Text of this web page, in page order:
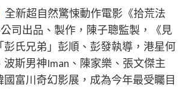
全新超自然驚悚動作電影《拾荒法
司出品、製作，陳子聰監製，《見
彭氏兄弟」彭順、彭發執導，港星何
斯男神Iman、陳家樂、張文傑主
富川奇幻影展，成為今年最受矚目